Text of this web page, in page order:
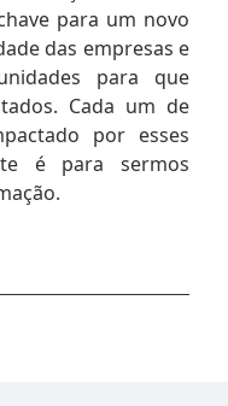
para um novo
das empresas e
para que
Cada um de
por esses
é para sermos